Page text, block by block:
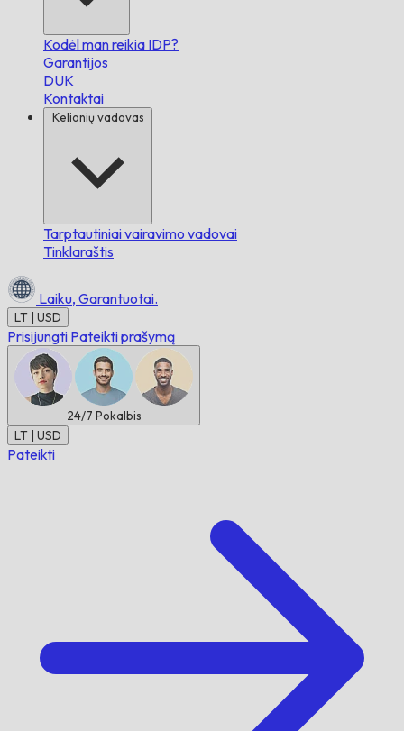
Kodėl man reikia IDP?
Garantijos
DUK
Kontaktai
Kelionių vadovas
Tarptautiniai vairavimo vadovai
Tinklaraštis
Laiku, Garantuotai.
LT | USD
Prisijungti Pateikti prašymą
24/7 Pokalbis
LT | USD
Pateikti